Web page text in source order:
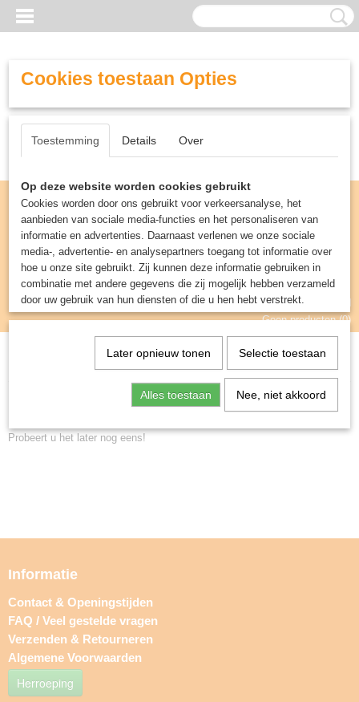
Inloggen Registreren
UW WINKELWAGEN
Geen producten(0)
Helaas bevinden er zich in deze categorie nog geen producten.
Probeert u het later nog eens!
Informatie
Contact & Openingstijden
FAQ / Veel gestelde vragen
Verzenden & Retourneren
Algemene Voorwaarden
Herroeping
Cookies toestaan Opties
Toestemming Details Over
Op deze website worden cookies gebruikt
Cookies worden door ons gebruikt voor verkeersanalyse, het
aanbieden van sociale media-functies en het personaliseren van
informatie en advertenties. Daarnaast verlenen we onze sociale
media-, advertentie- en analysepartners toegang tot informatie over
hoe u onze site gebruikt. Zij kunnen deze informatie gebruiken in
combinatie met andere gegevens die zij mogelijk hebben verzameld
door uw gebruik van hun diensten of die u hen hebt verstrekt.
Later opnieuw tonen Selectie toestaan
Alles toestaan Nee, niet akkoord